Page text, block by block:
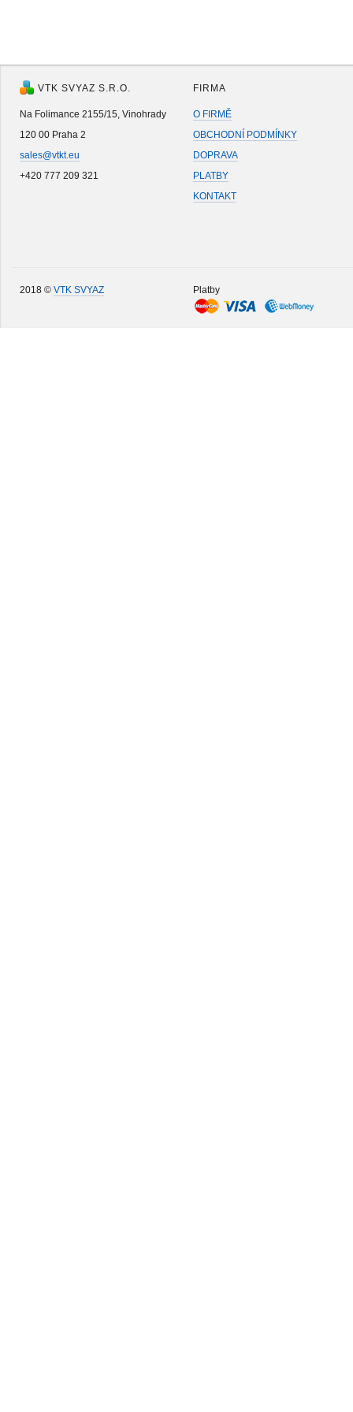
VTK SVYAZ S.R.O.
Na Folimance 2155/15, Vinohrady
120 00 Praha 2
sales@vtkt.eu
+420 777 209 321
FIRMA
O FIRMĚ
OBCHODNÍ PODMÍNKY
DOPRAVA
PLATBY
KONTAKT
2018 © VTK SVYAZ Platby